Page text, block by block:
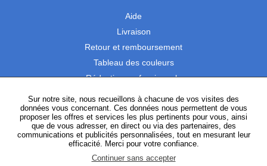
Aide
Livraison
Retour et remboursement
Tableau des couleurs
Réduction professionnels
Catalogues
Satisfaction Clients
SUIVEZ-NOUS
Sur notre site, nous recueillons à chacune de vos visites des
données vous concernant. Ces données nous permettent de vous
proposer les offres et services les plus pertinents pour vous, ainsi
que de vous adresser, en direct ou via des partenaires, des
communications et publicités personnalisées, tout en mesurant leur
efficacité. Merci pour votre confiance.
Continuer sans accepter